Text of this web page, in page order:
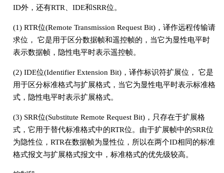
ID外，还有RTR、IDE和SRR位。
(1) RTR位(Remote Transmission Request Bit)，译作远程传输请
求位， 它是用于区分数据帧和遥控帧的，当它为显性电平时
表示数据帧，隐性电平时表示遥控帧。
(2) IDE位(Identifier Extension Bit)，译作标识符扩展位， 它是
用于区分标准格式与扩展格式，当它为显性电平时表示标准格
式，隐性电平时表示扩展格式。
(3) SRR位(Substitute Remote Request Bit)，只存在于扩展格
式，它用于替代标准格式中的RTR位。由于扩展帧中的SRR位
为隐性位，RTR在数据帧为显性位，所以在两个ID相同的标准
格式报文与扩展格式报文中，标准格式的优先级较高。